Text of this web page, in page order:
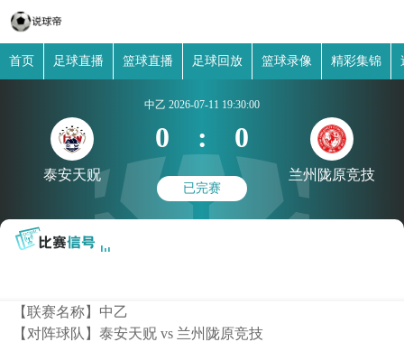
首页 足球直播 篮球直播 足球回放 篮球录像 精彩集锦
泰安天贶
中乙 2026-07-11 19:30:00
0 : 0
已完赛
兰州陇原竞技
【联赛名称】 中乙
【对阵球队】泰安天贶 vs 兰州陇原竞技